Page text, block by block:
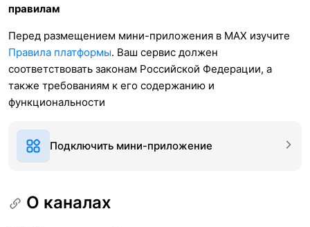
правилам
Перед размещением мини-приложения в MAX изучите
Правила платформы. Ваш сервис должен
соответствовать законам Российской Федерации, а
также требованиям к его содержанию и
функциональности
Подключить мини-приложение
О каналах